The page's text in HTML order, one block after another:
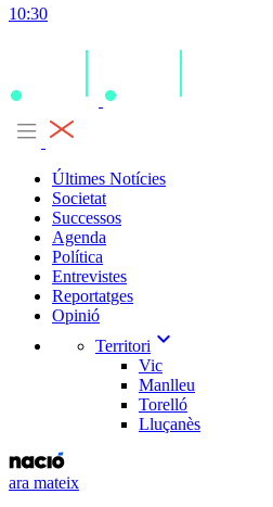
10:30
Últimes Notícies
Societat
Successos
Agenda
Política
Entrevistes
Reportatges
Opinió
Territori expand_more
Vic
Manlleu
Torelló
Lluçanès
ara mateix